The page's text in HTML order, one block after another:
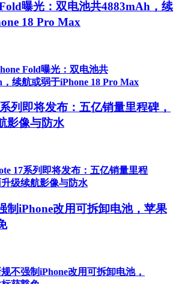
曝光：双电池共4883mAh，续
18 Pro Max
列即将发布：五亿销量里程碑，
影像与防水
制iPhone改用可拆卸电池，苹果